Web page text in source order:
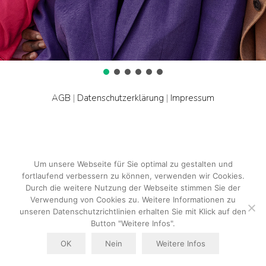
AGB | Datenschutzerklärung | Impressum
Um unsere Webseite für Sie optimal zu gestalten und
fortlaufend verbessern zu können, verwenden wir Cookies.
Durch die weitere Nutzung der Webseite stimmen Sie der
Verwendung von Cookies zu. Weitere Informationen zu
unseren Datenschutzrichtlinien erhalten Sie mit Klick auf den
Button "Weitere Infos".
OK Nein Weitere Infos